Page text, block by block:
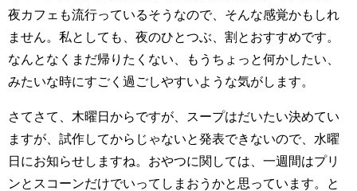
夜カフェも流行っているそうなので、そんな感覚かもしれ
ません。私としても、夜のひとつぶ、割とおすすめです。
なんとなくまだ帰りたくない、もうちょっと何かしたい、
みたいな時にすごく過ごしやすいような気がします。
さてさて、木曜日からですが、スープはだいたい決めてい
ますが、試作してからじゃないと発表できないので、水曜
日にお知らせしますね。おやつに関しては、一週間はプリ
ンとスコーンだけでいってしまおうかと思っています。と